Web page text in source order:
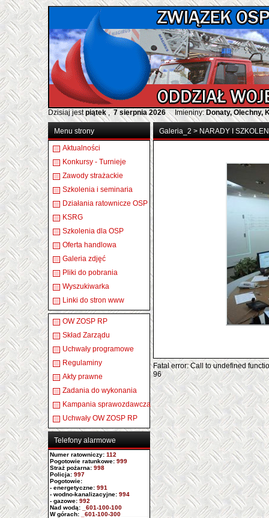
Dzisiaj jestpiątek,7 sierpnia 2026 Imieniny:Donaty, Olechny,
Menu strony
Aktualności
Konkursy - Turnieje
Zawody strażackie
Szkolenia i seminaria
Działania ratownicze OSP
KSRG
Szkolenia dla OSP
Oferta handlowa
Galeria zdjęć
Pliki do pobrania
Wyszukiwarka
Linki do stron www
OW ZOSP RP
Skład Zarządu
Uchwały programowe
Regulaminy
Akty prawne
Zadania do wykonania
Kampania sprawozdawcza
Uchwały OW ZOSP RP
Telefony alarmowe
Numer ratowniczy: 112
Pogotowie ratunkowe: 999
Straż pożarna: 998
Policja: 997
Pogotowie:
- energetyczne: 991
- wodno-kanalizacyjne: 994
- gazowe: 992
Nad wodą: _601-100-100
W górach: _601-100-300
Galeria_2 > NARADY I
Fatal error: Call to undefined
96